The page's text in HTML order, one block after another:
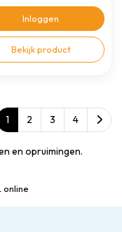
Inloggen
Bekijk product
1 2 3 4
en opruimingen.
€75,00